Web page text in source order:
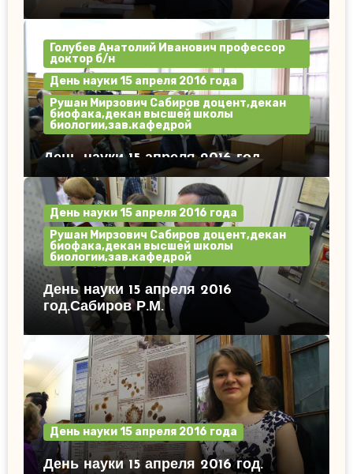
Голубев Анатолий Иванович профессор
доктор б/н
День науки 15 апреля 2016 года
Рушан Мирзович Сабиров доцент,декан
биофака,декан высшей школы
биологии,зав.кафедрой
День науки 15 апреля 2016 год.
День науки 15 апреля 2016 года
Рушан Мирзович Сабиров доцент,декан
биофака,декан высшей школы
биологии,зав.кафедрой
День науки 15 апреля 2016
год.Сабиров Р.М.
День науки 15 апреля 2016 года
День науки 15 апреля 2016 год.